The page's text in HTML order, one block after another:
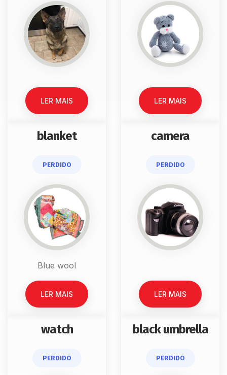
LER MAIS LER MAIS
blanket
PERDIDO
Blue wool
LER MAIS
camera
PERDIDO
LER MAIS
watch
PERDIDO
black umbrella
PERDIDO